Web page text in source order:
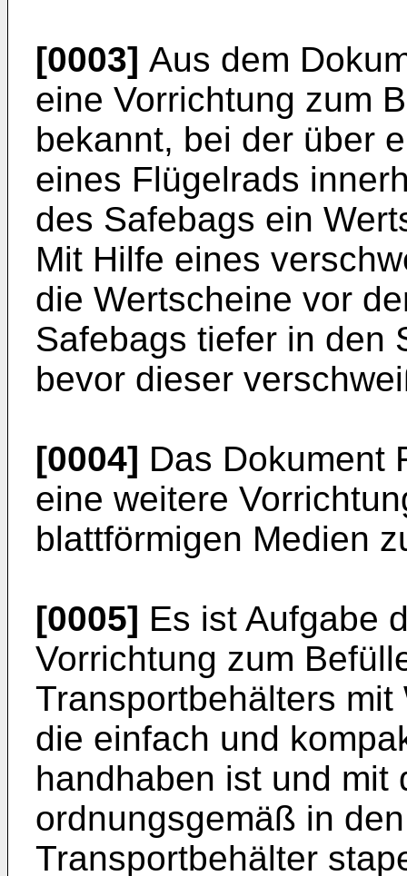
[0003] Aus dem
eine Vorrichtung zum
bekannt, bei der über
eines Flügelrads
des Safebags ein
Mit Hilfe eines
die Wertscheine vor
Safebags tiefer in den
bevor dieser
[0004] Das Dokument
eine weitere
blattförmigen Medien
[0005] Es ist Aufgabe
Vorrichtung zum
Transportbehälters
die einfach und
handhaben ist und mit
ordnungsgemäß in
Transportbehälter